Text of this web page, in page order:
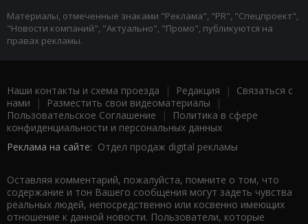
Материалы, отмеченные знаками "Реклама", "PR", "Спецпроект",
"Новости компаний", "Актуально", "Промо", публикуются на
правах рекламы.
Наши контакты и схема проезда | Редакция | Связаться с
нами | Разместить свои видеоматериалы |
Пользовательское Соглашение |
Политика в сфере
конфиденциальности и персональных данных
Реклама на сайте: Отдел продаж digital рекламы
Оставляя комментарий, пожалуйста, помните о том, что
содержание и тон Вашего сообщения могут задеть чувства
реальных людей, непосредственно или косвенно имеющих
отношение к данной новости. Пользователи, которые